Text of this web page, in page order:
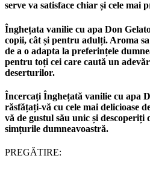
serve va satisface chiar și cele mai
Înghețata vanilie cu apa Don
copii, cât și pentru adulți. Aroma
de a o adapta la preferințele
pentru toți cei care caută un
deserturilor.
Încercați Înghețată vanilie cu apa
răsfățați-vă cu cele mai delicioase
vă de gustul său unic și
simțurile dumneavoastră.
PREGĂTIRE: